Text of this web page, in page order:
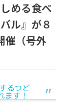
める食べ
ル』が８
催（号外
るつど
ます！